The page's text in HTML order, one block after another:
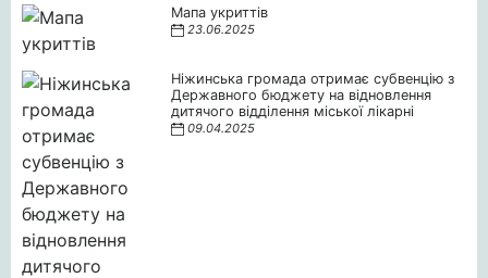
Мапа укриттів
23.06.2025
Ніжинська громада отримає субвенцію з
Державного бюджету на відновлення
дитячого відділення міської лікарні
09.04.2025